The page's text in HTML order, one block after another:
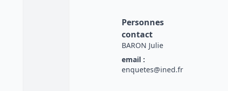
Personnes
contact
BARON Julie
email :
enquetes@ined.fr